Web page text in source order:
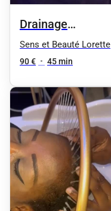
Drainage
lymphatique
Sens et Beauté Lorette
90 € • 45 min